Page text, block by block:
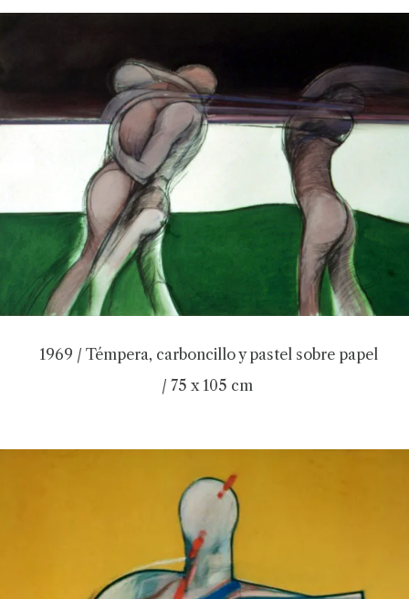
1969 / Témpera, carboncillo y pastel sobre papel
/ 75 x 105 cm